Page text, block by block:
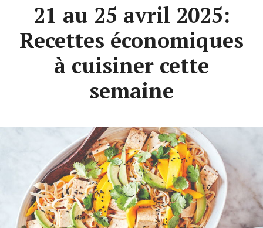
21 au 25 avril 2025:
Recettes économiques
à cuisiner cette
semaine